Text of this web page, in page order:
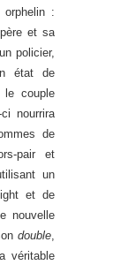
orphelin :
et sa
policier,
état de
le couple
nourrira
de
pair et
un
et de
nouvelle
double,
véritable